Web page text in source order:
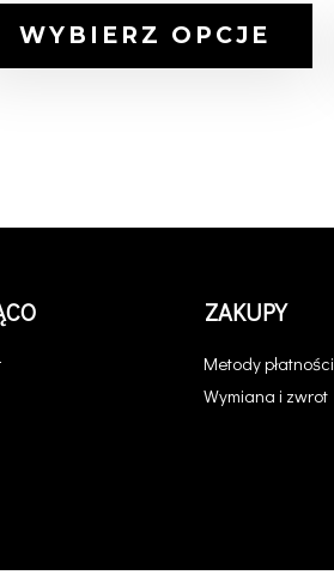
WYBIERZ OPCJE
ZAKUPY
Metody płatności
Wymiana i zwrot